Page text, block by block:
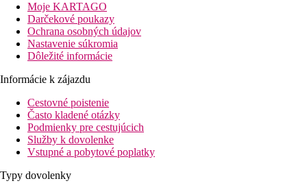
Moje KARTAGO
Darčekové poukazy
Ochrana osobných údajov
Nastavenie súkromia
Dôležité informácie
Informácie k zájazdu
Cestovné poistenie
Často kladené otázky
Podmienky pre cestujúcich
Služby k dovolenke
Vstupné a pobytové poplatky
Typy dovolenky